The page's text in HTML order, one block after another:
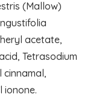
(Mallow)
acetate,
Tetrasodium
ionone.